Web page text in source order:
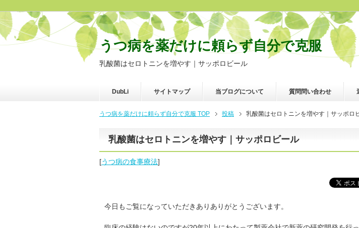
うつ病を薬だけに頼らず自分で克服
乳酸菌はセロトニンを増やす｜サッポロビール
DubLi サイトマップ 当ブログについて 質問問い合わせ
うつ病を薬だけに頼らず自分で克服 TOP 投稿 乳酸菌はセロトニンを増やす｜サッポロ
乳酸菌はセロトニンを増やす｜サッポロビール
[うつ病の食事療法]
今日もご覧になっていただきありありがとうございます。